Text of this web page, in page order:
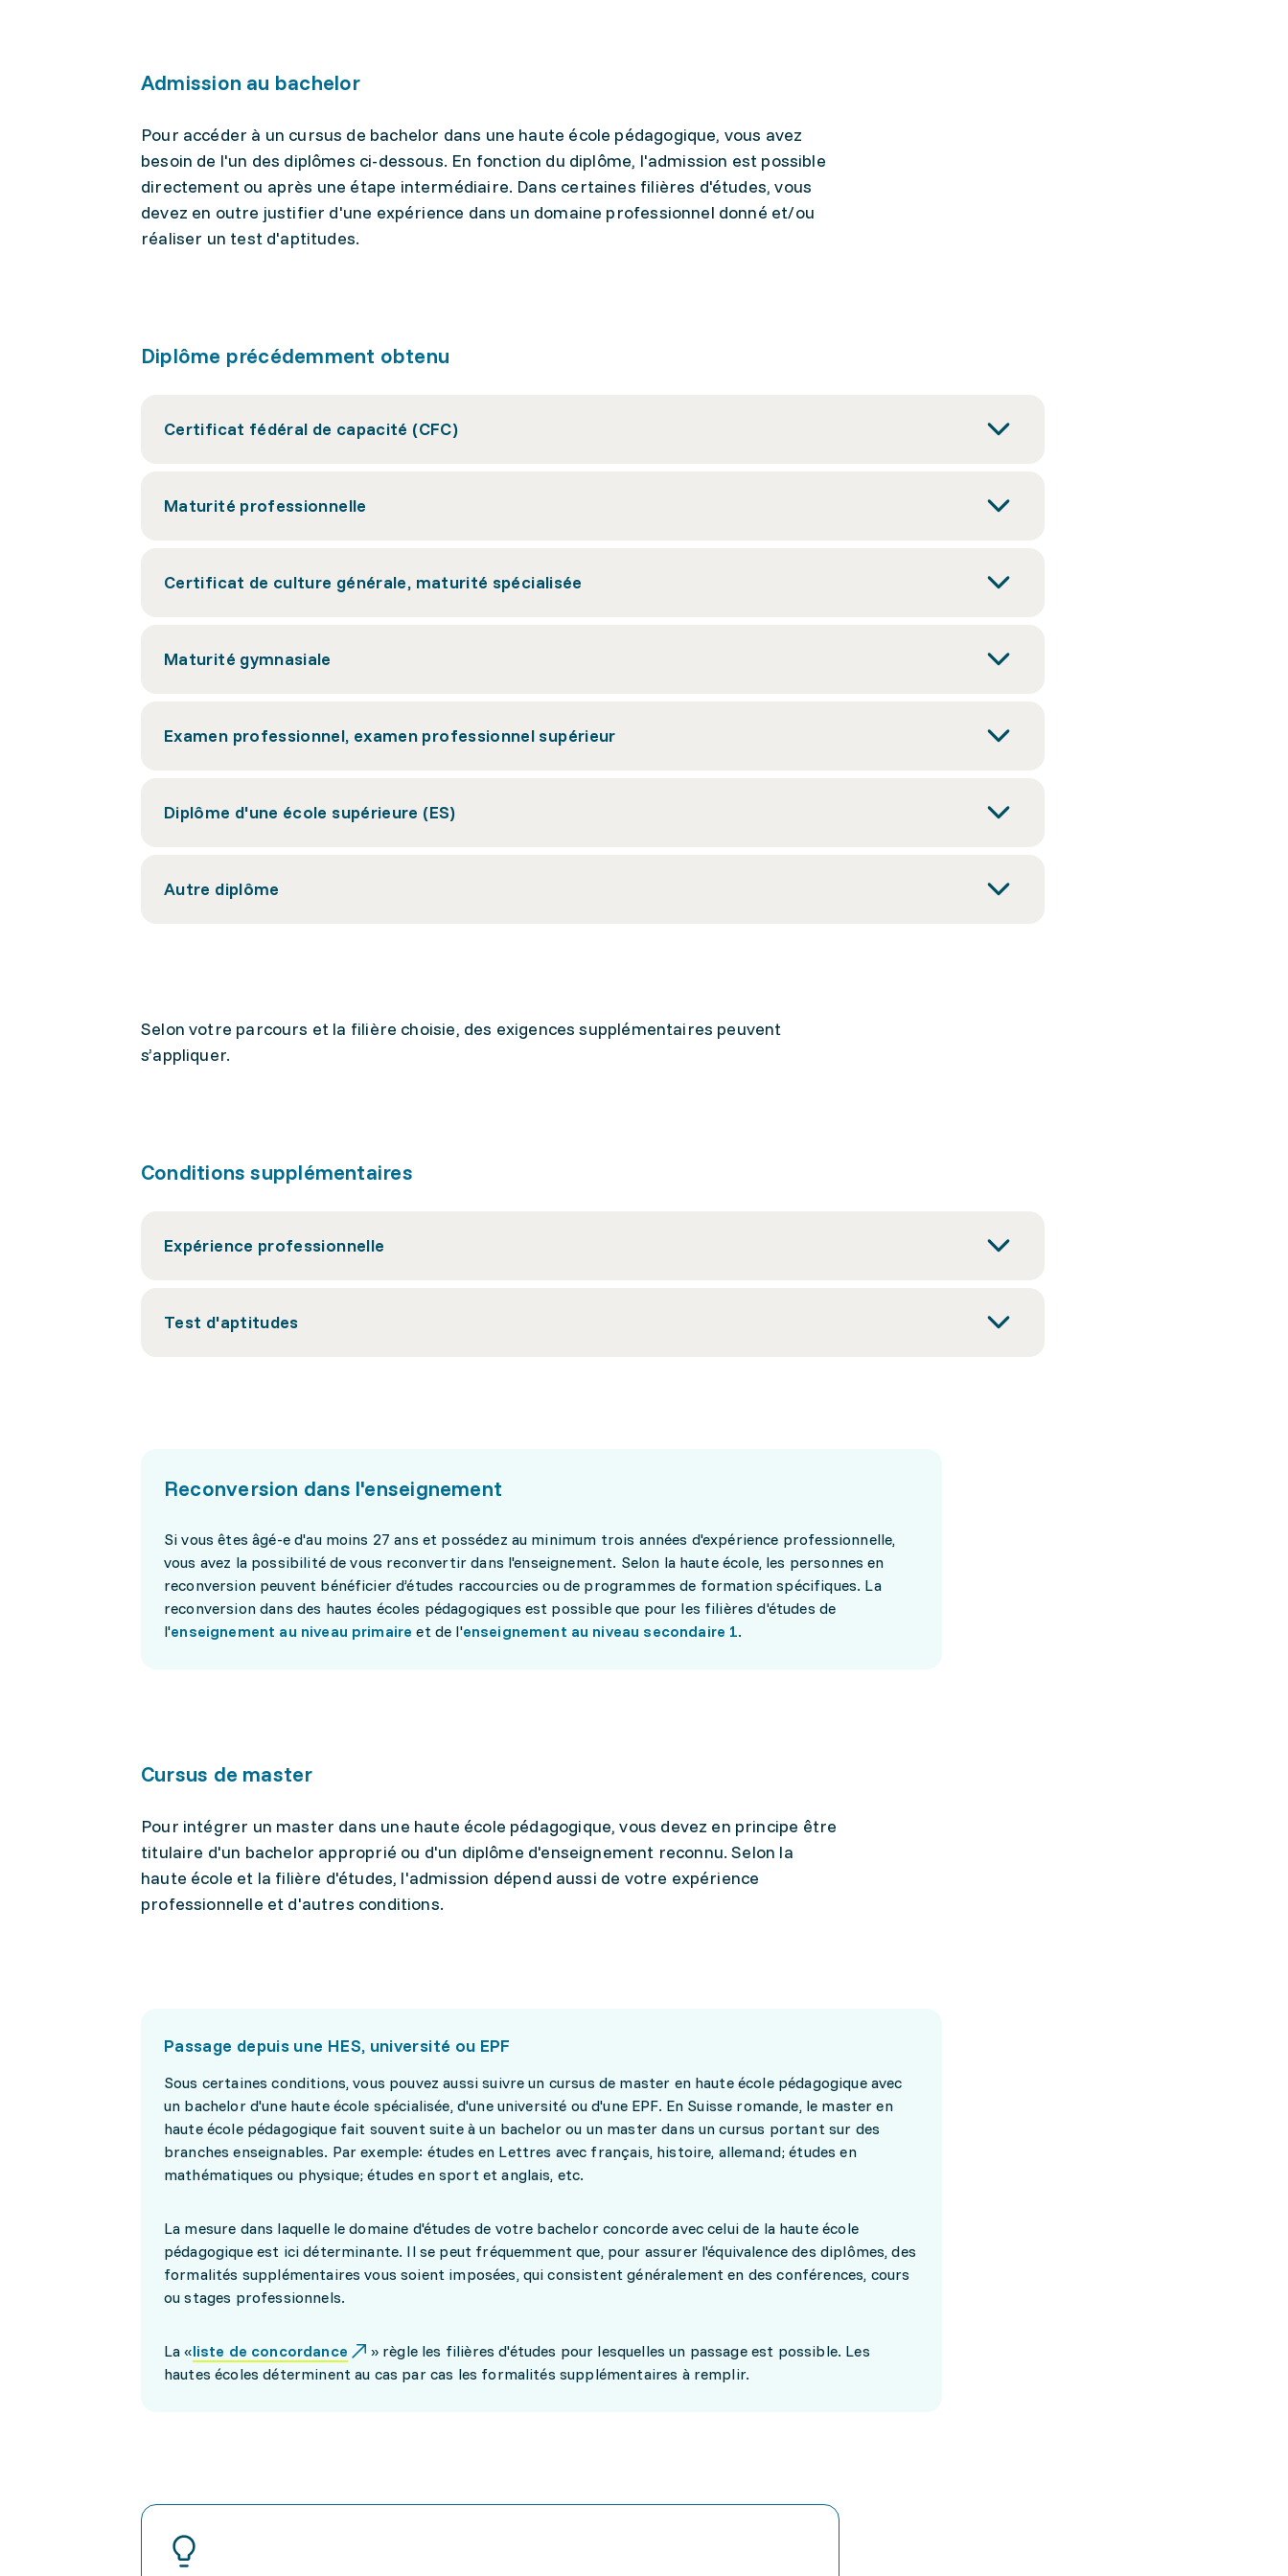
Admission au bachelor
Pour accéder à un cursus de bachelor dans une haute école pédagogique, vous avez
besoin de l'un des diplômes ci-dessous. En fonction du diplôme, l'admission est possible
directement ou après une étape intermédiaire. Dans certaines filières d'études, vous
devez en outre justifier d'une expérience dans un domaine professionnel donné et/ou
réaliser un test d'aptitudes.
Diplôme précédemment obtenu
Certificat fédéral de capacité (CFC)
Maturité professionnelle
Certificat de culture générale, maturité spécialisée
Maturité gymnasiale
Examen professionnel, examen professionnel supérieur
Diplôme d'une école supérieure (ES)
Autre diplôme
Selon votre parcours et la filière choisie, des exigences supplémentaires peuvent
s’appliquer.
Conditions supplémentaires
Expérience professionnelle
Test d'aptitudes
Reconversion dans l'enseignement
Si vous êtes âgé-e d'au moins 27 ans et possédez au minimum trois années d'expérience professionnelle,
vous avez la possibilité de vous reconvertir dans l'enseignement. Selon la haute école, les personnes en
reconversion peuvent bénéficier d’études raccourcies ou de programmes de formation spécifiques. La
reconversion dans des hautes écoles pédagogiques est possible que pour les filières d'études de
l'enseignement au niveau primaire et de l'enseignement au niveau secondaire 1.
Cursus de master
Pour intégrer un master dans une haute école pédagogique, vous devez en principe être
titulaire d'un bachelor approprié ou d'un diplôme d'enseignement reconnu. Selon la
haute école et la filière d'études, l'admission dépend aussi de votre expérience
professionnelle et d'autres conditions.
Passage depuis une HES, université ou EPF
Sous certaines conditions, vous pouvez aussi suivre un cursus de master en haute école pédagogique avec
un bachelor d'une haute école spécialisée, d'une université ou d'une EPF. En Suisse romande, le master en
haute école pédagogique fait souvent suite à un bachelor ou un master dans un cursus portant sur des
branches enseignables. Par exemple: études en Lettres avec français, histoire, allemand; études en
mathématiques ou physique; études en sport et anglais, etc.
La mesure dans laquelle le domaine d'études de votre bachelor concorde avec celui de la haute école
pédagogique est ici déterminante. Il se peut fréquemment que, pour assurer l'équivalence des diplômes, des
formalités supplémentaires vous soient imposées, qui consistent généralement en des conférences, cours
ou stages professionnels.
La «liste de concordance
» règle les filières d'études pour lesquelles un passage est possible. Les
hautes écoles déterminent au cas par cas les formalités supplémentaires à remplir.